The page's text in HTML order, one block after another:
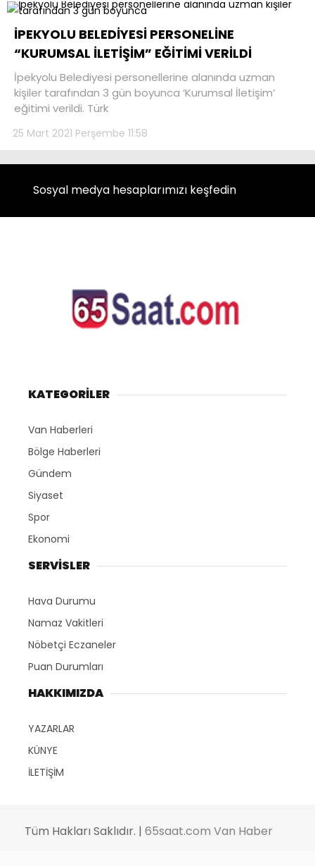
İPEKYOLU BELEDİYESİ PERSONELİNE
“KURUMSAL İLETİŞİM” EĞİTİMİ VERİLDİ
İpekyolu Belediyesi personellerine alanında uzman
kişiler tarafından 3 gün boyunca ‘Kurumsal İletişim’
eğitimi verildi. Türk
25 Mart 2021 Perşembe 11:58
Sosyal medya hesaplarımızı keşfedin
KATEGORİLER
Van Haberleri
Bölge Haberleri
Gündem
Siyaset
Spor
Ekonomi
SERVİSLER
Hava Durumu
Namaz Vakitleri
Nöbetçi Eczaneler
Puan Durumları
HAKKIMIZDA
YAZARLAR
KÜNYE
İLETİŞİM
Tüm Hakları Saklıdır. | 65saat.com Van Haber